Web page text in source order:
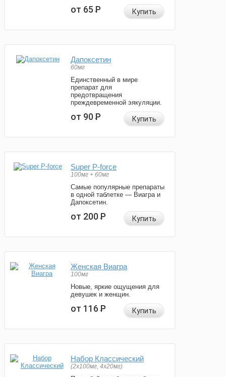
от 65Р Купить
Дапоксетин
60мг
Единственный в мире
препарат для
предотвращения
преждевременной эякуляции.
от 90Р Купить
Super P-force
100мг + 60мг
Самые популярные препараты
в одной таблетке — Виагра и
Дапоксетин.
от 200Р Купить
Женская Виагра
100мг
Новые, яркие ощущения для
девушек и женщин.
от 116Р Купить
Набор Классический
(2x100мг, 4x20мг)